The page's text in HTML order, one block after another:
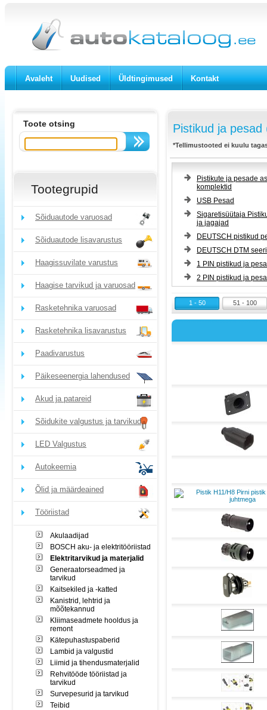
Avaleht Uudised Üldtingimused Kontakt
Toote otsing
Tootegrupid
Sõiduautode varuosad
Sõiduautode lisavarustus
Haagissuvilate varustus
Haagise tarvikud ja varuosad
Rasketehnika varuosad
Rasketehnika lisavarustus
Paadivarustus
Päikeseenergia lahendused
Akud ja patareid
Sõidukite valgustus ja tarvikud
LED Valgustus
Autokeemia
Õlid ja määrdeained
Tööriistad
Akulaadijad
BOSCH aku- ja elektritööriistad
Elektritarvikud ja materjalid
Generaatorseadmed ja
tarvikud
Kaitsekiled ja -katted
Kanistrid, lehtrid ja
mõõtekannud
Kliimaseadmete hooldus ja
remont
Kätepuhastuspaberid
Lambid ja valgustid
Liimid ja tihendusmaterjalid
Rehvitööde tööriistad ja
tarvikud
Survepesurid ja tarvikud
Teibid
Pistikud ja
*Tellimustooted ei kuulu
Pistikute ja pesade
komplektid
USB Pesad
Sigaretisüütaja
ja jagajad
DEUTSCH pistikud
DEUTSCH DTM
1 PIN pistikud ja
2 PIN pistikud ja
1 - 50 51 - 100